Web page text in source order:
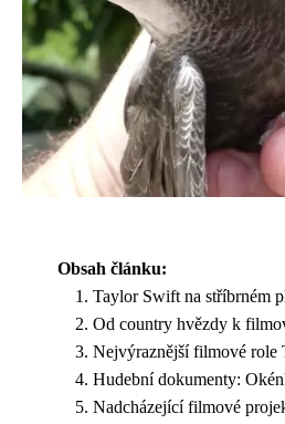
Obsah článku:
Taylor Swift na stříbrném
Od country hvězdy k
Nejvýraznější filmové role
Hudební dokumenty:
Nadcházející filmové